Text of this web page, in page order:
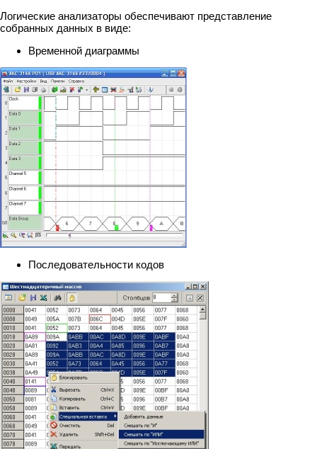
Логические анализаторы обеспечивают представление
собранных данных в виде:
Временной диаграммы
Последовательности кодов